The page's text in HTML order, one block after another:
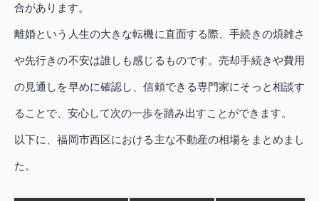
合があります。
離婚という人生の大きな転機に直面する際、手続きの煩雑さ
や先行きの不安は誰しも感じるものです。売却手続きや費用
の見通しを早めに確認し、信頼できる専門家にそっと相談す
ることで、安心して次の一歩を踏み出すことができます。
以下に、福岡市西区における主な不動産の相場をまとめまし
た。